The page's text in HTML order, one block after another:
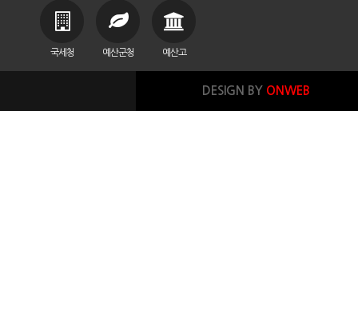
국세청 예산군청 예산고
DESIGN BY ONWEB